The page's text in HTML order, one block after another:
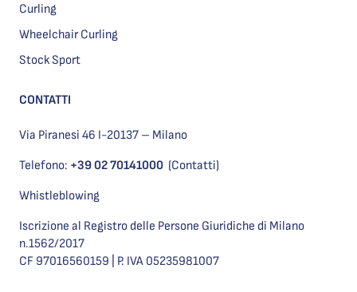
Curling
Wheelchair Curling
Stock Sport
CONTATTI
Via Piranesi 46 I-20137 – Milano
Telefono: +39 02 70141000 (Contatti)
Whistleblowing
Iscrizione al Registro delle Persone Giuridiche di Milano
n.1562/2017
CF 97016560159 | P. IVA 05235981007